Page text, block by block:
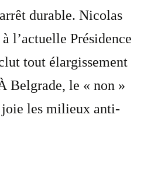
durable. Nicolas
l’actuelle Présidence
tout élargissement
Belgrade, le « non »
les milieux anti-